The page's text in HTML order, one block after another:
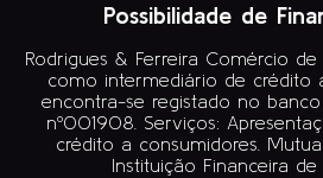
Possibilidade de
Rodrigues & Ferreira Comércio
como intermediário de crédito
encontra-se registado no
nº001908. Serviços:
crédito a consumidores.
Instituição Financeira de